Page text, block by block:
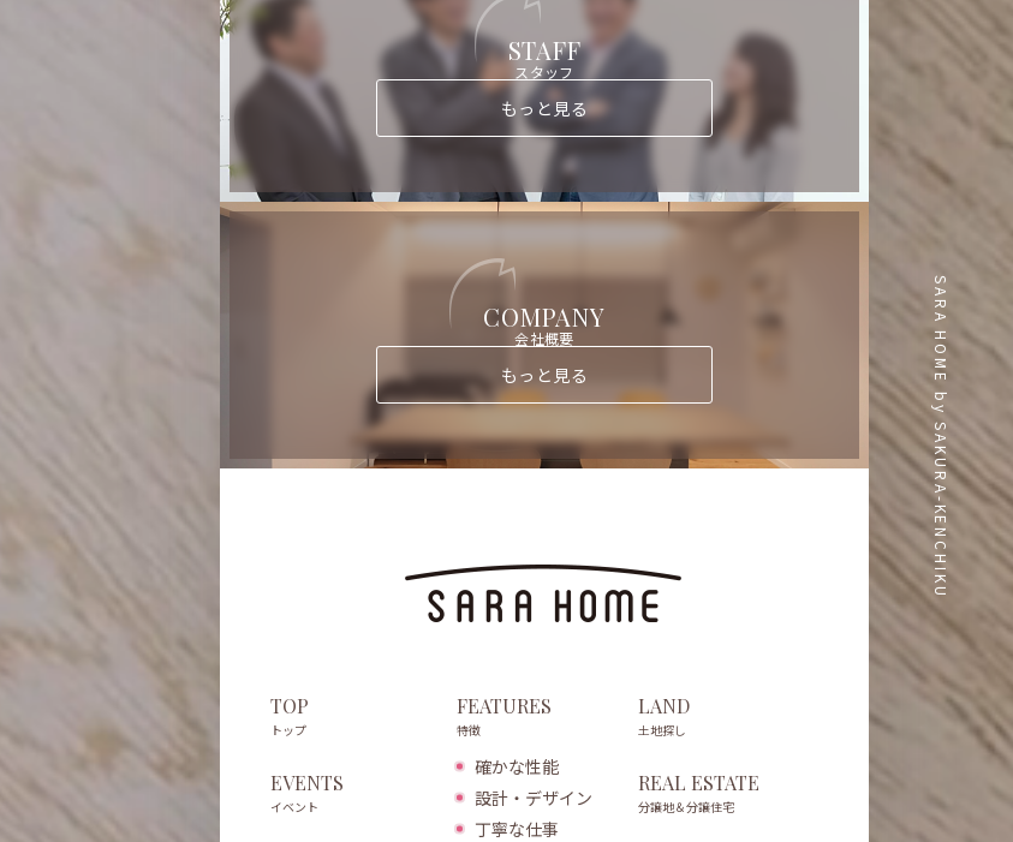
SARA HOME by SAKURA-KENCHIKU
STAFF
スタッフ
もっと見る
COMPANY
会社概要
もっと見る
TOP
トップ
EVENTS
イベント
FEATURES
特徴
確かな性能
設計・デザイン
丁寧な仕事
LAND
土地探し
REAL ESTATE
分譲地＆分譲住宅